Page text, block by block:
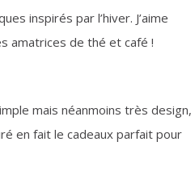
inspirés par l’hiver. J’aime
amatrices de thé et café !
mais néanmoins très design,
en fait le cadeaux parfait pour